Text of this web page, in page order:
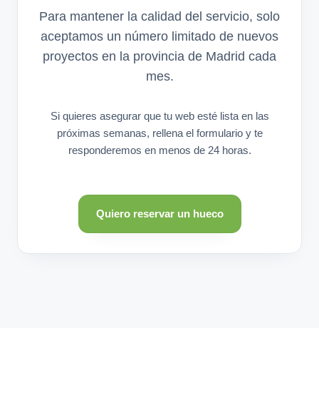
Para mantener la calidad del servicio, solo
aceptamos un número limitado de nuevos
proyectos en la provincia de Madrid cada
mes.
Si quieres asegurar que tu web esté lista en las
próximas semanas, rellena el formulario y te
responderemos en menos de 24 horas.
Quiero reservar un hueco